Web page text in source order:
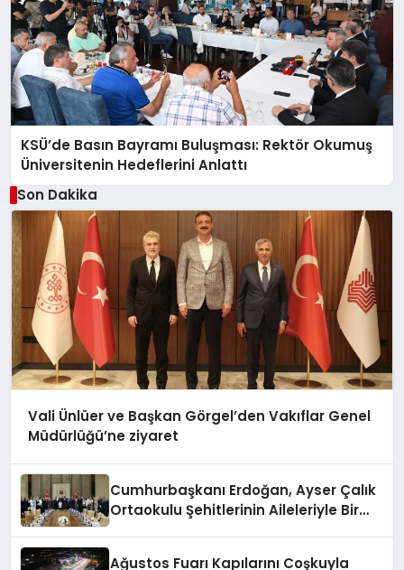
KSÜ’de Basın Bayramı Buluşması: Rektör Okumuş
Üniversitenin Hedeflerini Anlattı
Son Dakika
Vali Ünlüer ve Başkan Görgel’den Vakıflar Genel
Müdürlüğü’ne ziyaret
Cumhurbaşkanı Erdoğan, Ayser Çalık
Ortaokulu Şehitlerinin Aileleriyle Bir
Ağustos Fuarı Kapılarını Coşkuyla